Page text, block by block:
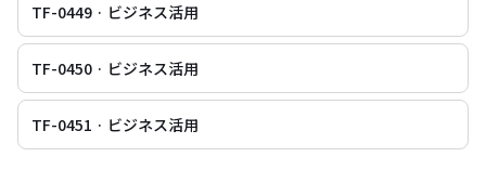
TF-0449 · ビジネス活用
TF-0450 · ビジネス活用
TF-0451 · ビジネス活用